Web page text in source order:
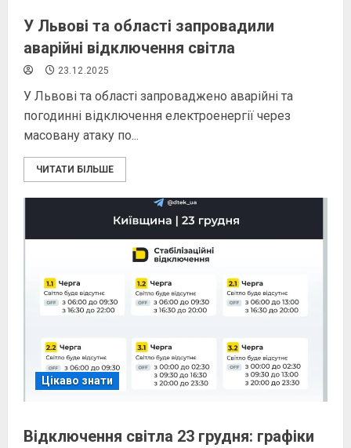
У Львові та області запровадили
аварійні відключення світла
23.12.2025
У Львові та області запроваджено аварійні та
погодинні відключення електроенергії через
масовану атаку по...
ЧИТАТИ БІЛЬШЕ
Цікаво знати
Відключення світла 23 грудня: графіки